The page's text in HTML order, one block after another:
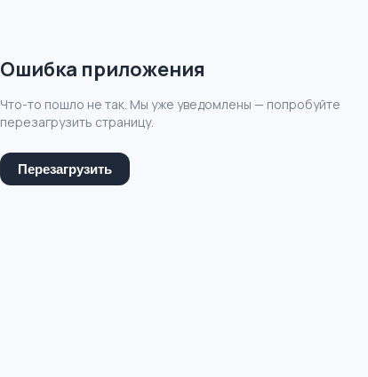
Ошибка приложения
Что-то пошло не так. Мы уже уведомлены — попробуйте
перезагрузить страницу.
Перезагрузить